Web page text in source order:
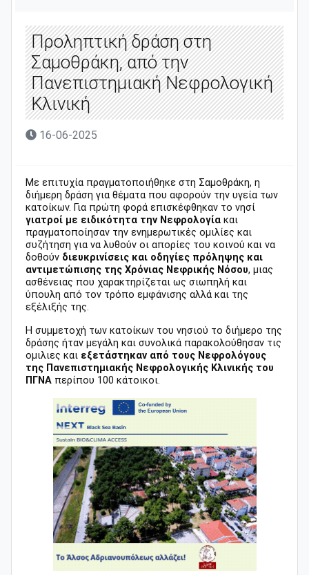
Προληπτική δράση στη
Σαμοθράκη, από την
Πανεπιστημιακή Νεφρολογική
Κλινική
16-06-2025
Με επιτυχία πραγματοποιήθηκε στη Σαμοθράκη, η
διήμερη δράση για θέματα που αφορούν την υγεία των
κατοίκων. Για πρώτη φορά επισκέφθηκαν το νησί
γιατροί με ειδικότητα την Νεφρολογία και
πραγματοποίησαν την ενημερωτικές ομιλίες και
συζήτηση για να λυθούν οι απορίες του κοινού και να
δοθούν διευκρινίσεις και οδηγίες πρόληψης και
αντιμετώπισης της Χρόνιας Νεφρικής Νόσου, μιας
ασθένειας που χαρακτηρίζεται ως σιωπηλή και
ύπουλη από τον τρόπο εμφάνισης αλλά και της
εξέλιξής της.
Η συμμετοχή των κατοίκων του νησιού το διήμερο της
δράσης ήταν μεγάλη και συνολικά παρακολούθησαν τις
ομιλιες και εξετάστηκαν από τους Νεφρολόγους
της Πανεπιστημιακής Νεφρολογικής Κλινικής του
ΠΓΝΑ περίπου 100 κάτοικοι.